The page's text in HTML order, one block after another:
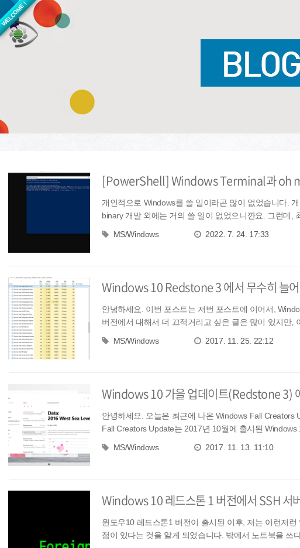
WELCOME !
[PowerShell] Windows Terminal과 oh
개인적으로 Windows를 쓸 일이라곤 많이 없었습니다.
binary 개발 외에는 거의 쓸 일이 없었으니깐요. 그런데,
MS/Windows
2022. 7. 24. 17:33
Windows 10 Redstone 3 에서 무수히 늘
안녕하세요. 이번 포스트는 저번 포스트에 이어서,
버전에서 대해서 더 끄적거리고 싶은 글은 많이 있지만,
MS/Windows
2017. 11. 25. 22:12
Windows 10 가을 업데이트(Redstone 3)
안녕하세요. 오늘은 최근에 나온 Windows Fall
Fall Creators Update는 2017년 10월에 출시된 Windows
MS/Windows
2017. 11. 13. 11:10
Windows 10 레드스톤 1 버전에서 SSH 서
윈도우10 레드스톤1 버전이 출시된 이후, 저는 이런저
점이 있다는 것을 알게 되었습니다. 밖에서 노트북을 쓰